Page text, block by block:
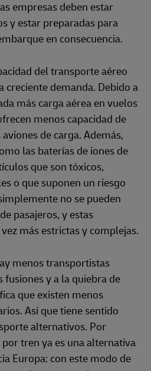
empresas deben estar
y estar preparadas para
en consecuencia.
del transporte aéreo
creciente demanda. Debido a
más carga aérea en vuelos
menos capacidad de
de carga. Además,
las baterías de iones de
que son tóxicos,
o que suponen un riesgo
no se pueden
pasajeros, y estas
más estrictas y complejas.
menos transportistas
y a la quiebra de
que existen menos
Así que tiene sentido
alternativos. Por
tren ya es una alternativa
Europa: con este modo de